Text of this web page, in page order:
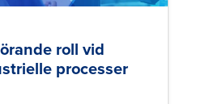
roll vid
processer